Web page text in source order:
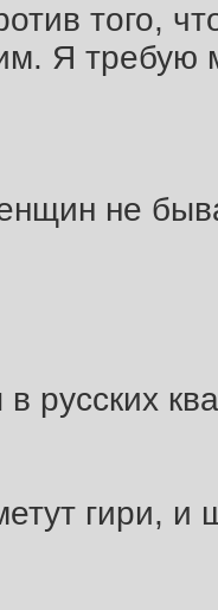
того,
Я требую
не
русских
гири, и